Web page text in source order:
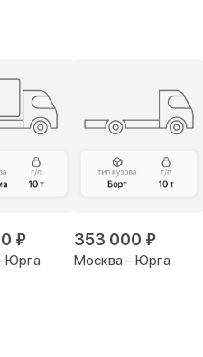
₽
Юрга
353 000 ₽
Москва – Юрга